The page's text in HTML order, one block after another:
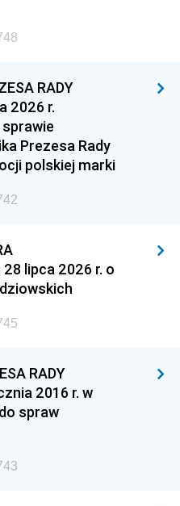
RADY
2026 r.
Prezesa Rady
polskiej marki
28 lipca 2026 r. o
RADY
2016 r. w
spraw